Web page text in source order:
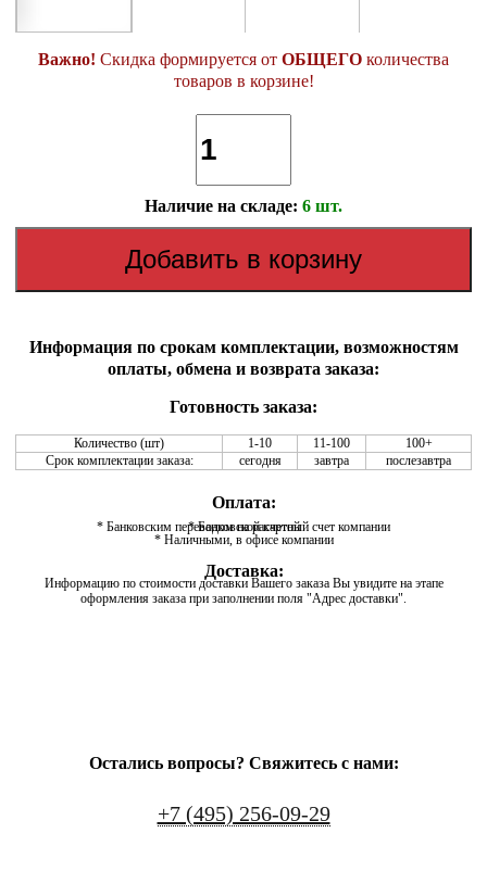
Важно! Скидка формируется от ОБЩЕГО количества
товаров в корзине!
Наличие на складе: 6 шт.
Информация по срокам комплектации, возможностям
оплаты, обмена и возврата заказа:
Готовность заказа:
Количество (шт) 1-10 11-100
100+
Срок комплектации заказа:
сегодня завтра послезавтра
Оплата:
* Банковским переводом на расчетный счет компании
* Банковской картой
* Наличными, в офисе компании
Доставка:
Информацию по стоимости доставки Вашего заказа Вы увидите на этапе
оформления заказа при заполнении поля "Адрес доставки".
Остались вопросы? Свяжитесь с нами:
+7 (495) 256-09-29